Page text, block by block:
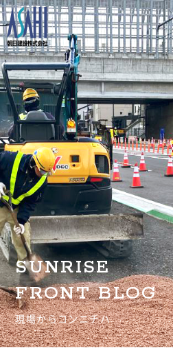
トップ
私たちの想いと強み
事業案内
会社情報
採用情報
お知らせ
BLOG
お問い合わせ
SUNRISE
FRONT BLOG
現場からコンニチハ